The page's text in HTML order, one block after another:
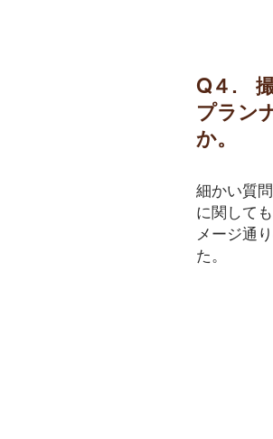
Q４. 撮
プラン
か。
細かい質
に関して
メージ通
た。